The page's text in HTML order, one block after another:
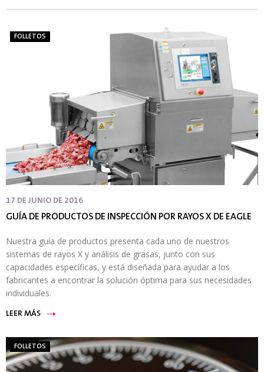
FOLLETOS
17 DE JUNIO DE 2016
GUÍA DE PRODUCTOS DE INSPECCIÓN POR RAYOS X DE EAGLE
Nuestra guía de productos presenta cada uno de nuestros
sistemas de rayos X y análisis de grasas, junto con sus
capacidades específicas, y está diseñada para ayudar a los
fabricantes a encontrar la solución óptima para sus necesidades
individuales.
LEER MÁS
FOLLETOS